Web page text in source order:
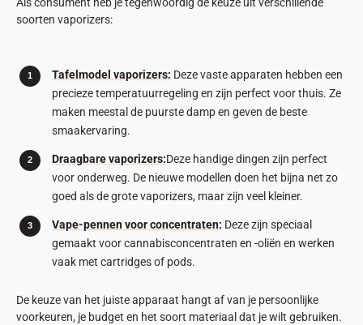
soorten vaporizers:
Tafelmodel vaporizers: Deze vaste apparaten hebben een
precieze temperatuurregeling en zijn perfect voor thuis. Ze
maken meestal de puurste damp en geven de beste
smaakervaring.
Draagbare vaporizers:Deze handige dingen zijn perfect
voor onderweg. De nieuwe modellen doen het bijna net zo
goed als de grote vaporizers, maar zijn veel kleiner.
Vape-pennen voor concentraten: Deze zijn speciaal
gemaakt voor cannabisconcentraten en -oliën en werken
vaak met cartridges of pods.
De keuze van het juiste apparaat hangt af van je persoonlijke
voorkeuren, je budget en het soort materiaal dat je wilt gebruiken.